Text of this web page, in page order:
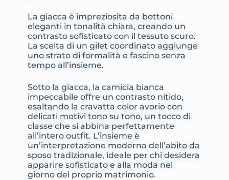
La giacca è impreziosita da bottoni
eleganti in tonalità chiara, creando un
contrasto sofisticato con il tessuto scuro.
La scelta di un gilet coordinato aggiunge
uno strato di formalità e fascino senza
tempo all’insieme.
Sotto la giacca, la camicia bianca
impeccabile offre un contrasto nitido,
esaltando la cravatta color avorio con
delicati motivi tono su tono, un tocco di
classe che si abbina perfettamente
all’intero outfit. L’insieme è
un’interpretazione moderna dell’abito da
sposo tradizionale, ideale per chi desidera
apparire sofisticato e alla moda nel
giorno del proprio matrimonio.